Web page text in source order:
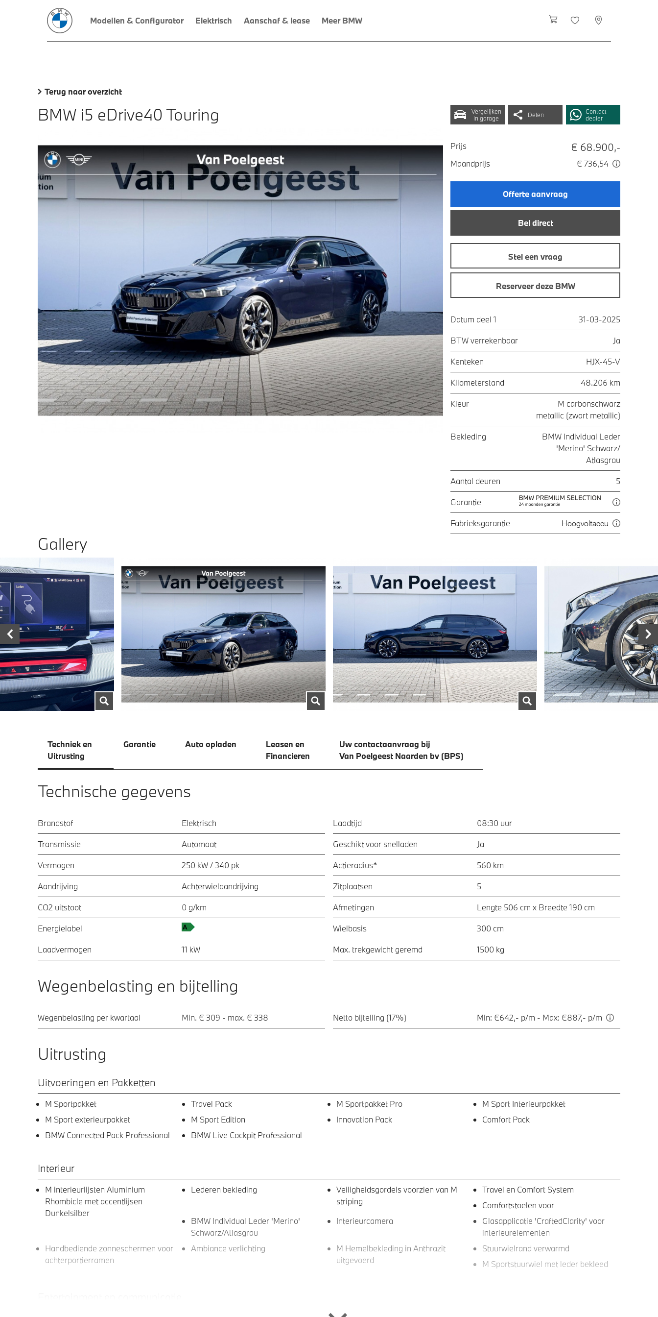
Modellen & Configurator Elektrisch Aanschaf & lease Meer BMW
Terug naar overzicht
BMW i5 eDrive40 Touring
Vergelijken
in garage
Delen
Contact
dealer
Prijs € 68.900,-
Maandprijs € 736,54
Offerte aanvraag
Bel direct
Stel een vraag
Reserveer deze BMW
Datum deel 1 31-03-2025
BTW verrekenbaar Ja
Kenteken HJX-45-V
Kilometerstand 48.206 km
Kleur
M carbonschwarz
metallic (zwart metallic)
Bekleding
BMW Individual Leder
'Merino' Schwarz/
Atlasgrau
Aantal deuren 5
Garantie
Fabrieksgarantie Hoogvoltaccu
Gallery
Techniek en
Uitrusting
Garantie Auto opladen
Leasen en
Financieren
Uw contactaanvraag bij
Van Poelgeest Naarden bv (BPS)
Technische gegevens
Brandstof Elektrisch
Transmissie Automaat
Vermogen 250 kW / 340 pk
Aandrijving Achterwielaandrijving
CO2 uitstoot 0 g/km
Energielabel
Laadvermogen 11 kW
Laadtijd 08:30 uur
Geschikt voor snelladen Ja
Actieradius* 560 km
Zitplaatsen 5
Afmetingen Lengte 506 cm x Breedte 190 cm
Wielbasis 300 cm
Max. trekgewicht geremd 1500 kg
Wegenbelasting en bijtelling
Wegenbelasting per kwartaal Min. € 309 - max. € 338 Netto bijtelling (17%) Min: €642,- p/m - Max: €887,- p/m
Uitrusting
Uitvoeringen en Pakketten
M Sportpakket Travel Pack M Sportpakket Pro
M Sport Interieurpakket
M Sport exterieurpakket
M Sport Edition Innovation Pack
Comfort Pack
BMW Connected Pack Professional
BMW Live Cockpit Professional
Interieur
M interieurlijsten Aluminium
Rhombicle met accentlijsen
Dunkelsilber
Lederen bekleding
Veiligheidsgordels voorzien van M
striping
Travel en Comfort System
Comfortstoelen voor
BMW Individual Leder 'Merino'
Schwarz/Atlasgrau
Interieurcamera
Glasapplicatie 'CraftedClarity' voor
interieurelementen
Handbediende zonneschermen voor
achterportierramen
Ambiance verlichting
M Hemelbekleding in Anthrazit
uitgevoerd
Stuurwielrand verwarmd
M Sportstuurwiel met leder bekleed